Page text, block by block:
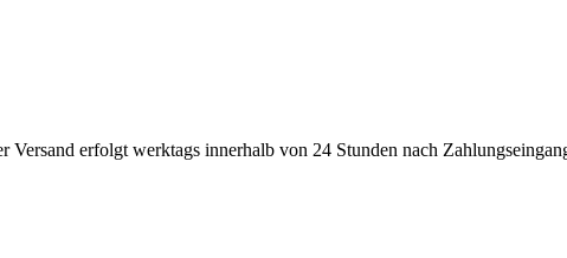
erfolgt werktags innerhalb von 24 Stunden nach